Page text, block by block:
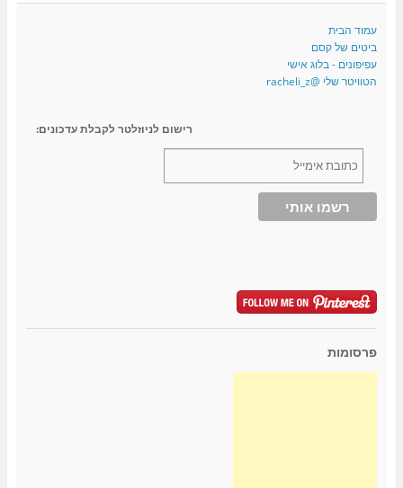
עמוד הבית
ביטים של קסם
עפיפונים - בלוג אישי
הטוויטר שלי @racheli_z
רישום לניוזלטר לקבלת עדכונים:
פרסומות